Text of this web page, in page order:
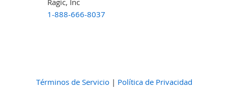
Ragic, Inc
1-888-666-8037
Términos de Servicio| Política de Privacidad